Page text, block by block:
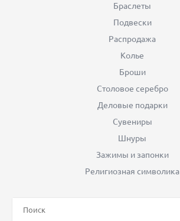
Браслеты
Подвески
Распродажа
Колье
Броши
Столовое серебро
Деловые подарки
Сувениры
Шнуры
Зажимы и запонки
Религиозная символика